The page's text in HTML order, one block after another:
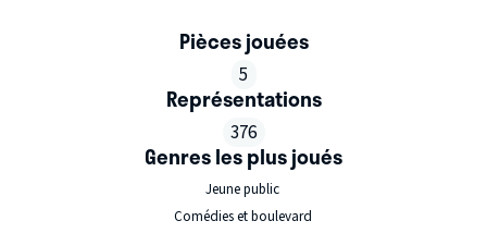
Pièces jouées
5
Représentations
376
Genres les plus joués
Jeune public
Comédies et boulevard